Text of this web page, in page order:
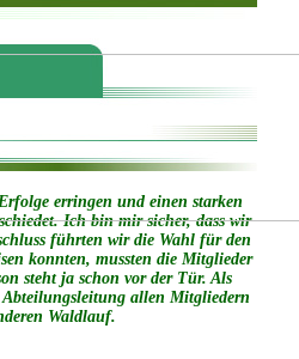
erringen und einen starken
Ich bin mir sicher, dass wir
führten wir die Wahl für den
konnten, mussten die Mitglieder
steht ja schon vor der Tür. Als
allen Mitgliedern
Waldlauf.